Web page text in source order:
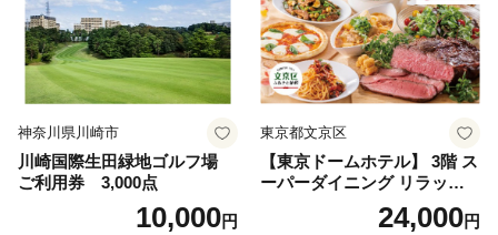
神奈川県川崎市
川崎国際生田緑地ゴルフ場
ご利用券 3,000点
10,000円
東京都文京区
【東京ドームホテル】 3階 ス
ーパーダイニング リラッサ
ランチブッフェ お食事券 大
人1名様分 関東 東京 ご利用
24,000円